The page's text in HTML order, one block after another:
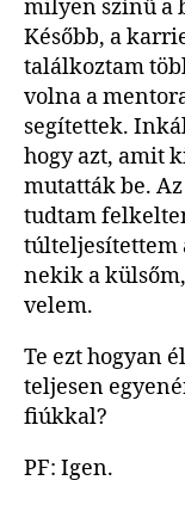
milyen színű a
Később, a
találkoztam
volna a
segítettek.
hogy azt, amit
mutatták be.
tudtam
túlteljesítettem
nekik a
velem.
Te ezt hogyan
teljesen
fiúkkal?
PF: Igen.